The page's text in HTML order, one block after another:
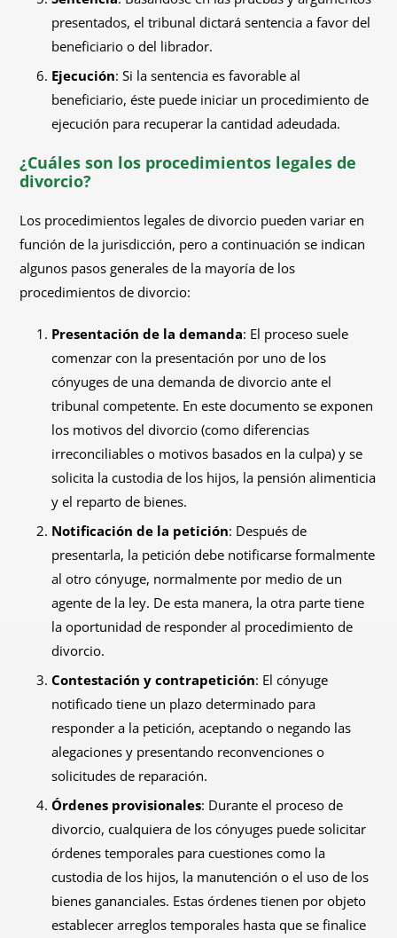
presentados, el tribunal dictará sentencia a favor del
beneficiario o del librador.
Ejecución: Si la sentencia es favorable al
beneficiario, éste puede iniciar un procedimiento de
ejecución para recuperar la cantidad adeudada.
¿Cuáles son los procedimientos legales de
divorcio?
Los procedimientos legales de divorcio pueden variar en
función de la jurisdicción, pero a continuación se indican
algunos pasos generales de la mayoría de los
procedimientos de divorcio:
Presentación de la demanda: El proceso suele
comenzar con la presentación por uno de los
cónyuges de una demanda de divorcio ante el
tribunal competente. En este documento se exponen
los motivos del divorcio (como diferencias
irreconciliables o motivos basados en la culpa) y se
solicita la custodia de los hijos, la pensión alimenticia
y el reparto de bienes.
Notificación de la petición: Después de
presentarla, la petición debe notificarse formalmente
al otro cónyuge, normalmente por medio de un
agente de la ley. De esta manera, la otra parte tiene
la oportunidad de responder al procedimiento de
divorcio.
Contestación y contrapetición: El cónyuge
notificado tiene un plazo determinado para
responder a la petición, aceptando o negando las
alegaciones y presentando reconvenciones o
solicitudes de reparación.
Órdenes provisionales: Durante el proceso de
divorcio, cualquiera de los cónyuges puede solicitar
órdenes temporales para cuestiones como la
custodia de los hijos, la manutención o el uso de los
bienes gananciales. Estas órdenes tienen por objeto
establecer arreglos temporales hasta que se finalice